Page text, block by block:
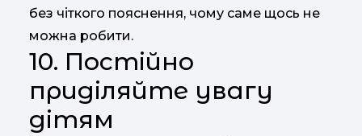
без чіткого пояснення, чому саме щось не
можна робити.
10. Постійно
приділяйте увагу
дітям